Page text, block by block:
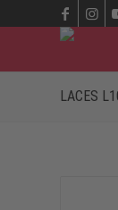
LACES